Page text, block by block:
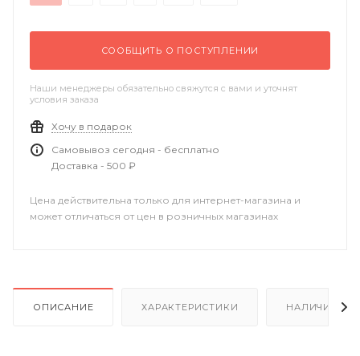
СООБЩИТЬ О ПОСТУПЛЕНИИ
Наши менеджеры обязательно свяжутся с вами и уточнят
условия заказа
Хочу в подарок
Самовывоз сегодня - бесплатно
Доставка - 500 ₽
Цена действительна только для интернет-магазина и
может отличаться от цен в розничных магазинах
ОПИСАНИЕ ХАРАКТЕРИСТИКИ НАЛИЧИЕ В